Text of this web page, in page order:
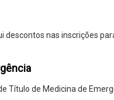
nas inscrições
Título de Medicina de